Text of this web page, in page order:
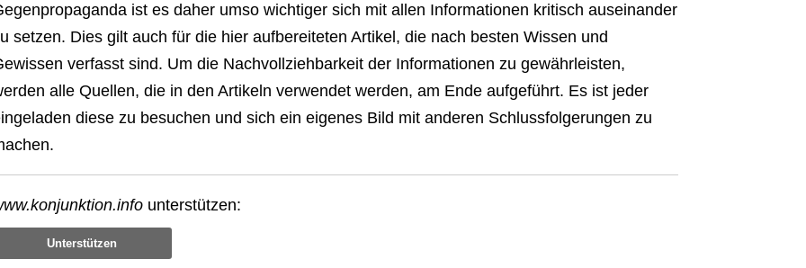
ist es daher umso wichtiger sich mit allen Informationen kritisch auseinander
setzen. Dies gilt auch für die hier aufbereiteten Artikel, die nach besten Wissen und
verfasst sind. Um die Nachvollziehbarkeit der Informationen zu gewährleisten,
alle Quellen, die in den Artikeln verwendet werden, am Ende aufgeführt. Es ist jeder
diese zu besuchen und sich ein eigenes Bild mit anderen Schlussfolgerungen zu
unterstützen:
Unterstützen